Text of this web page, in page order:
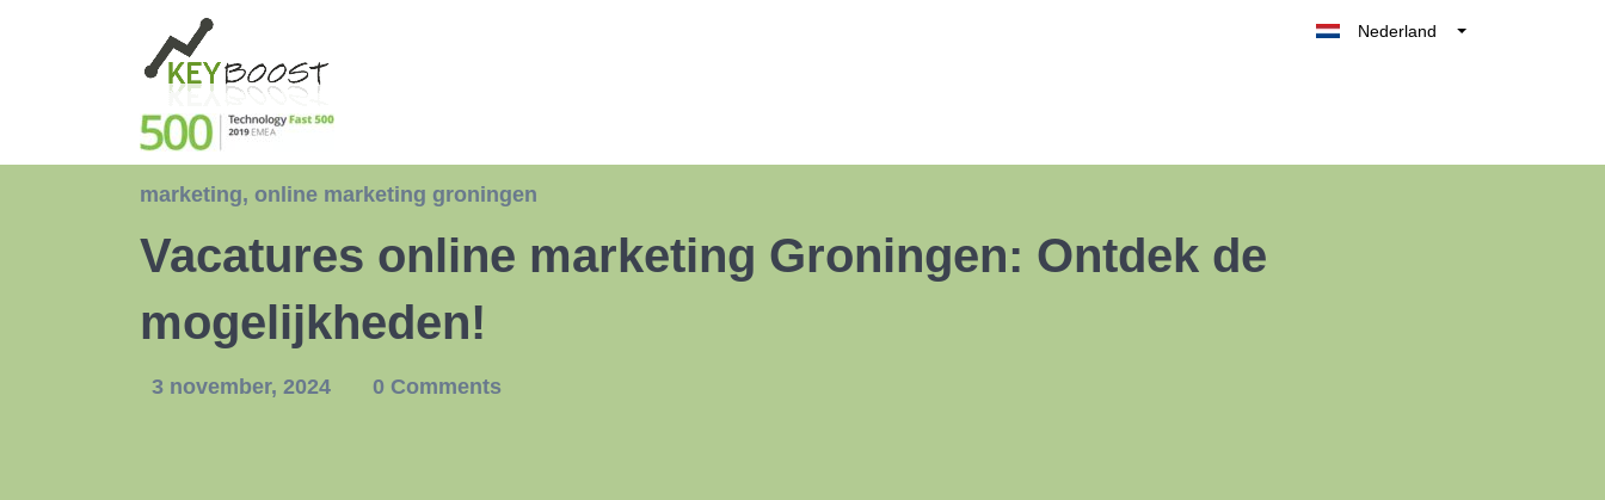
Nederland
marketing, online marketing groningen
Vacatures online marketing Groningen: Ontdek de
mogelijkheden!
3 november, 2024 0 Comments